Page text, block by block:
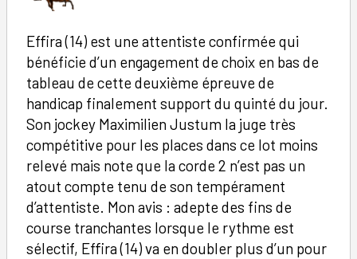
Effira (14) est une attentiste confirmée qui
bénéficie d’un engagement de choix en bas de
tableau de cette deuxième épreuve de
handicap finalement support du quinté du jour.
Son jockey Maximilien Justum la juge très
compétitive pour les places dans ce lot moins
relevé mais note que la corde 2 n’est pas un
atout compte tenu de son tempérament
d’attentiste. Mon avis : adepte des fins de
course tranchantes lorsque le rythme est
sélectif, Effira (14) va en doubler plus d’un pour